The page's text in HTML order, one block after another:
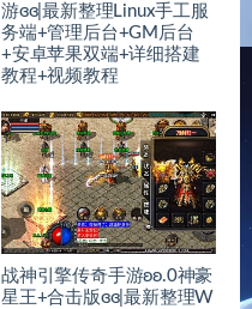
游ɞɞ|最新整理Linux手工服
务端+管理后台+GM后台
+安卓苹果双端+详细搭建
教程+视频教程
战神引擎传奇手游ʚʚ.0神豪
星王+合击版ɞɞ|最新整理W